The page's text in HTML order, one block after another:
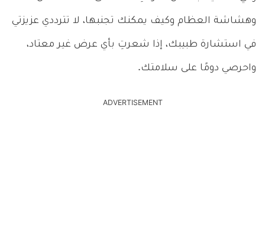
وهشاشة العظام وكيف يمكنك تجنبها، لا تترددي عزيزتي
في استشارة طبيبك، إذا شعرتِ بأي عرض غير معتاد،
واحرصي دومًا على سلامتك.
ADVERTISEMENT